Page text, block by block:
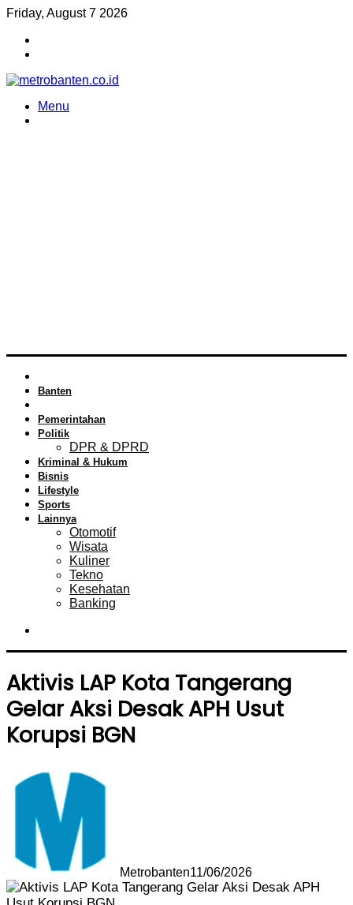
Friday, August 7 2026
Menu
Banten
Pemerintahan
Politik
DPR & DPRD
Kriminal & Hukum
Bisnis
Lifestyle
Sports
Lainnya
Otomotif
Wisata
Kuliner
Tekno
Kesehatan
Banking
Aktivis LAP Kota Tangerang
Gelar Aksi Desak APH Usut
Korupsi BGN
Metrobanten11/06/2026